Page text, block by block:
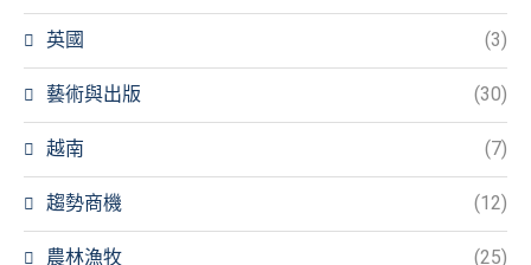
英國 (3)
藝術與出版 (30)
越南 (7)
趨勢商機 (12)
農林漁牧 (25)